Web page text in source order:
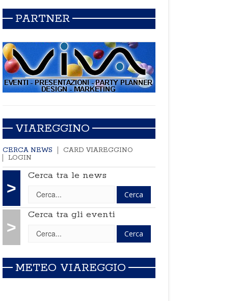
PARTNER
VIAREGGINO
CERCA NEWS
CARD VIAREGGINO
LOGIN
>
Cerca tra le news
>
Cerca tra gli eventi
METEO VIAREGGIO